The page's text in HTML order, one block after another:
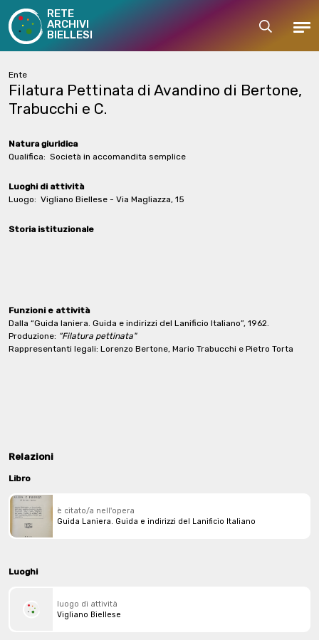
RETE
ARCHIVI
BIELLESI
Cerca
Ente
Filatura Pettinata di Avandino di Bertone,
Trabucchi e C.
Natura giuridica
Qualifica: Società in accomandita semplice
Luoghi di attività
Luogo: Vigliano Biellese - Via Magliazza, 15
Storia istituzionale
Funzioni e attività
Dalla “Guida laniera. Guida e indirizzi del Lanificio Italiano”, 1962.
Produzione: “Filatura pettinata"
Rappresentanti legali: Lorenzo Bertone, Mario Trabucchi e Pietro Torta
Relazioni
Libro
è citato/a nell'opera
Guida Laniera. Guida e indirizzi del Lanificio Italiano
Luoghi
luogo di attività
Vigliano Biellese